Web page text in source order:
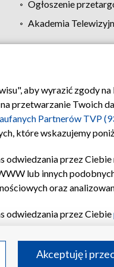
Ogłoszenie
Akademia
Regulamin TVP
aby wyrazić zgody
przetwarzanie Twoich
Partnerów TVP
które wskazujemy
odwiedzania przez Ciebie
lub innych
oraz
odwiedzania przez Ciebie
celów i funkcji:
reklam,
Akceptuję i